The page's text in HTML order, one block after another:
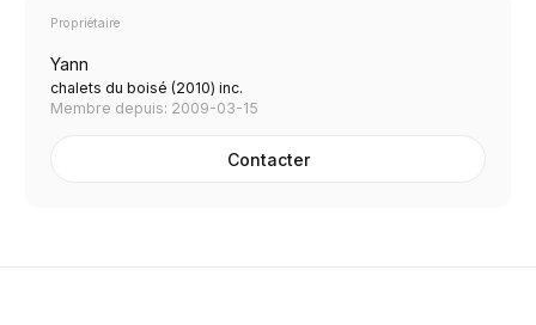
Propriétaire
Yann
chalets du boisé (2010) inc.
Membre depuis: 2009-03-15
Contacter